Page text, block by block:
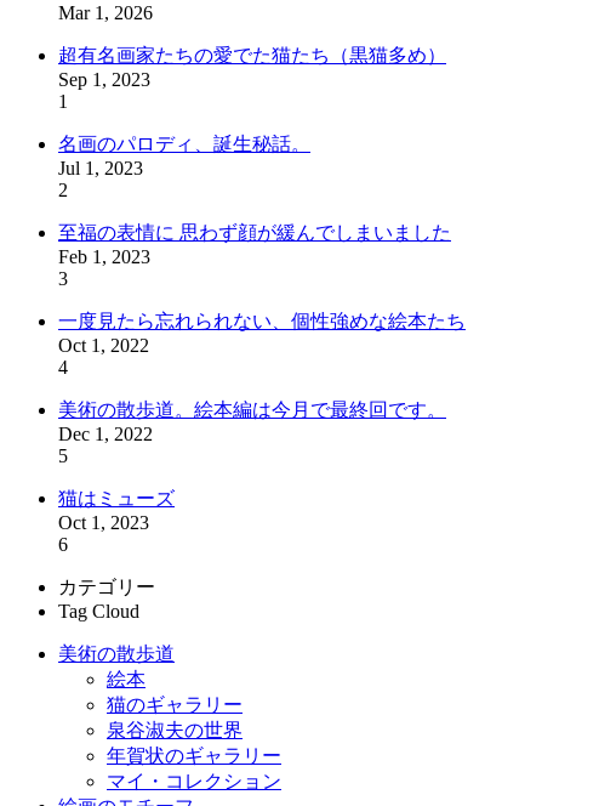
Mar 1, 2026
超有名画家たちの愛でた猫たち（黒猫多め）
Sep 1, 2023
1
名画のパロディ、誕生秘話。
Jul 1, 2023
2
至福の表情に 思わず顔が緩んでしまいました
Feb 1, 2023
3
一度見たら忘れられない、個性強めな絵本たち
Oct 1, 2022
4
美術の散歩道。絵本編は今月で最終回です。
Dec 1, 2022
5
猫はミューズ
Oct 1, 2023
6
カテゴリー
Tag Cloud
美術の散歩道
絵本
猫のギャラリー
泉谷淑夫の世界
年賀状のギャラリー
マイ・コレクション